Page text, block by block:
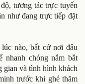
tương tác trực tuyến
như đang trực tiếp đặt
nào, bất cứ nơi đâu
chóng nắm bắt
gian và tình hình khách
trước khi ghé thăm